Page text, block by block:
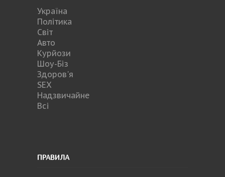
Україна
Політика
Світ
Авто
Курйози
Шоу-Біз
Здоров'я
SEX
Надзвичайне
Всі
ПРАВИЛА